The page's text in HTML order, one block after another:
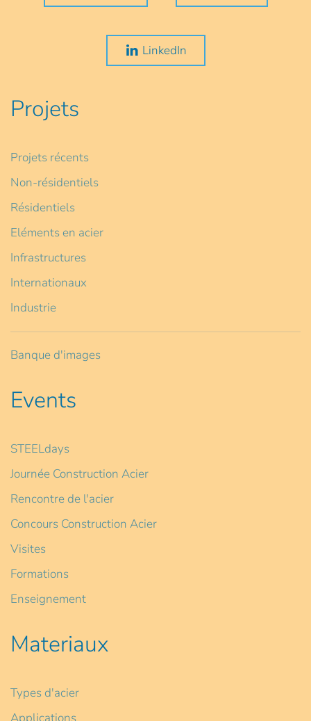
LinkedIn
Projets
Projets récents
Non-résidentiels
Résidentiels
Eléments en acier
Infrastructures
Internationaux
Industrie
Banque d'images
Events
STEELdays
Journée Construction Acier
Rencontre de l'acier
Concours Construction Acier
Visites
Formations
Enseignement
Materiaux
Types d'acier
Applications